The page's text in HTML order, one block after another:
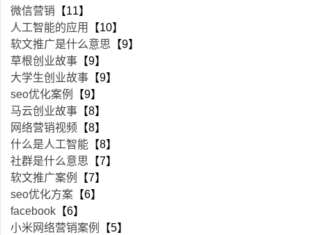
微信营销 【11】
人工智能的应用
【10】
软文推广是什么意思 【9】
草根创业故事 【9】
大学生创业故事 【9】
seo优化案例
【9】
马云创业故事 【8】
网络营销视频 【8】
什么是人工智能 【8】
社群是什么意思 【7】
软文推广案例
【7】
seo优化方案 【6】
facebook 【6】
小米网络营销案例
【5】